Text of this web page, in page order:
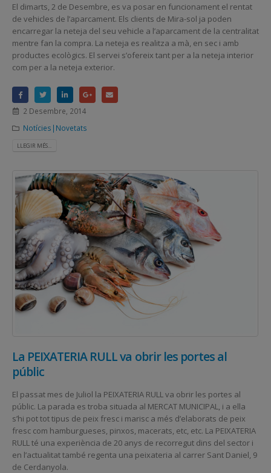
El dimarts, 2 de Desembre, es va posar en funcionament el rentat
de vehicles de l’aparcament. Els clients de Mira-sol ja poden
encarregar la neteja del seu vehicle a l’aparcament de la centralitat
mentre fan la compra. La neteja es realitza a mà, en sec i amb
productes ecològics. El servei s’ofereix tant per a la neteja interior
com per a la neteja exterior.
2 Desembre, 2014
Notícies|Novetats
LLEGIR MÉS...
La PEIXATERIA RULL va obrir les portes al
públic
El passat mes de Juliol la PEIXATERIA RULL va obrir les portes al
públic. La parada es troba situada al MERCAT MUNICIPAL, i a ella
s’hi pot tot tipus de peix fresc i marisc a més d’elaborats de peix
fresc com hamburgueses, pinxos, macerats, etc, etc. La PEIXATERIA
RULL té una experiència de 20 anys de recorregut dins del sector i
en l’actualitat també regenta una peixateria al carrer Sant Daniel, 9
de Cerdanyola.